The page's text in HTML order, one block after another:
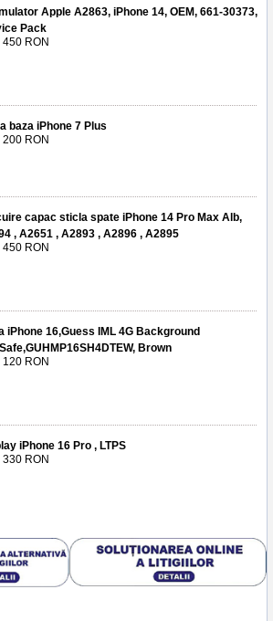
Apple A2863, iPhone 14, OEM, 661-30373,
Pack
450 RON
baza iPhone 7 Plus
200 RON
capac sticla spate iPhone 14 Pro Max Alb,
, A2651 , A2893 , A2896 , A2895
450 RON
iPhone 16,Guess IML 4G Background
Brown
120 RON
iPhone 16 Pro , LTPS
330 RON